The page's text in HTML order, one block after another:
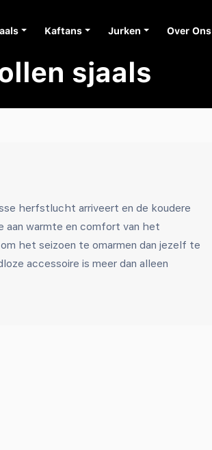
Kaftans Jurken Over Ons
sjaals
herfstlucht arriveert en de koudere
warmte en comfort van het
het seizoen te omarmen dan jezelf te
accessoire is meer dan alleen